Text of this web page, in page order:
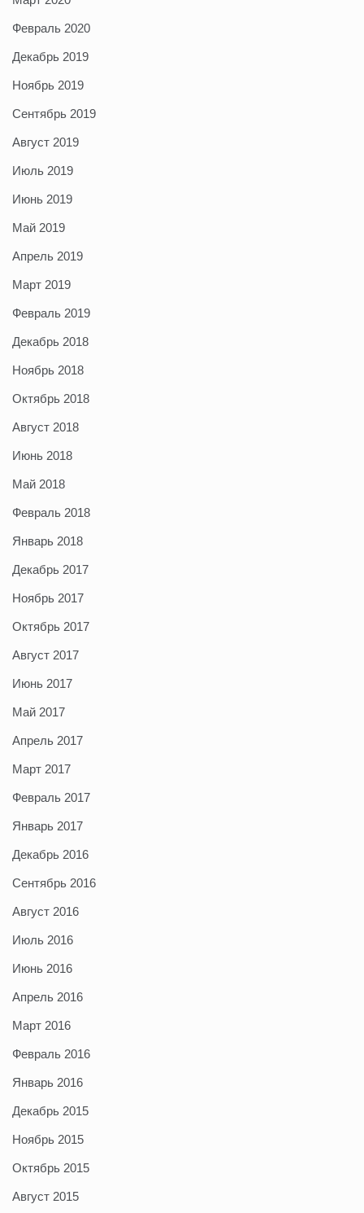
Февраль 2020
Декабрь 2019
Ноябрь 2019
Сентябрь 2019
Август 2019
Июль 2019
Июнь 2019
Май 2019
Апрель 2019
Март 2019
Февраль 2019
Декабрь 2018
Ноябрь 2018
Октябрь 2018
Август 2018
Июнь 2018
Май 2018
Февраль 2018
Январь 2018
Декабрь 2017
Ноябрь 2017
Октябрь 2017
Август 2017
Июнь 2017
Май 2017
Апрель 2017
Март 2017
Февраль 2017
Январь 2017
Декабрь 2016
Сентябрь 2016
Август 2016
Июль 2016
Июнь 2016
Апрель 2016
Март 2016
Февраль 2016
Январь 2016
Декабрь 2015
Ноябрь 2015
Октябрь 2015
Август 2015